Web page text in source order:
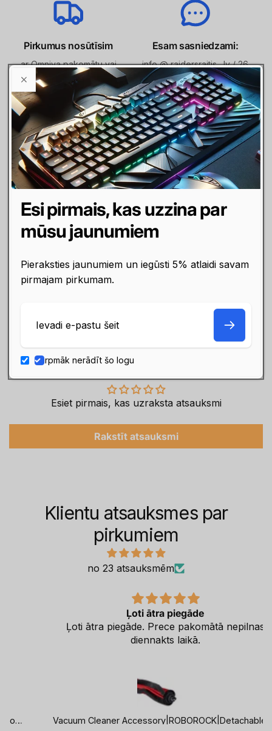
Pirkumus nosūtīsim
ar Omniva pakomātu vai
kurjeru
Esam sasniedzami:
info @ raidersraitis . lv / 26
556 674 / online lapas čatā
Maksājumi
Maksā ar karti, internetbanku
vai pārskaitījumu. Izmantojam
drošu maksājumu sistēmu
MakeCommerce
Līzings / Nomaksa
Norēķinies arī līzingā,
checkoutā izvēloties Inbank
nomaksas metodi, vai
vienkārši piesakoties
finansējumam Elīzings
Garantija
Klientu atsauksmes
Esiet pirmais, kas uzraksta atsauksmi
Rakstīt atsauksmi
Klientu atsauksmes par
pirkumiem
no 23 atsauksmēm
Ļoti ātra piegāde
Ļoti ātra piegāde. Prece pakomātā nepilnas
diennakts laikā.
Vacuum Cleaner Accessory|ROBOROCK|Detachable Rubber Main Brush with Robust Synthetic Bristles|For Q8/Q8+/Q7 TF+/Q7 TF/Q7 BF+/Q7 BF|8.02.0446
Esi pirmais, kas uzzina par
mūsu jaunumiem
Pieraksties jaunumiem un iegūsti 5% atlaidi savam
pirmajam pirkumam.
E-
pasts
Turpmāk nerādīt šo logu